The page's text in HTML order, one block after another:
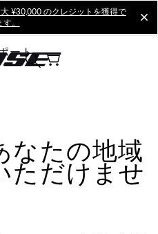
¥30,000 のクレジットを獲得で
。
ート
なたの地域
ただけませ